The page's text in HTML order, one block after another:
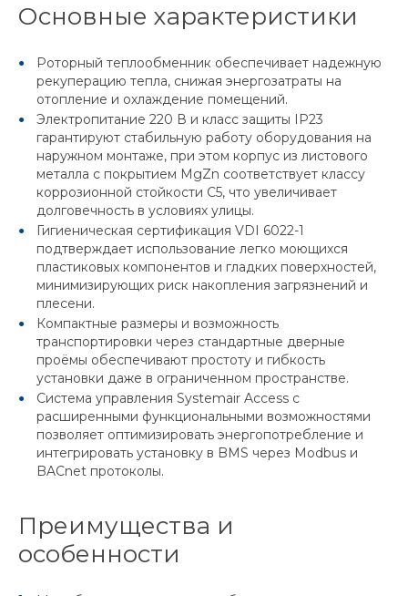
Основные характеристики
Роторный теплообменник обеспечивает надежную
рекуперацию тепла, снижая энергозатраты на
отопление и охлаждение помещений.
Электропитание 220 В и класс защиты IP23
гарантируют стабильную работу оборудования на
наружном монтаже, при этом корпус из листового
металла с покрытием MgZn соответствует классу
коррозионной стойкости C5, что увеличивает
долговечность в условиях улицы.
Гигиеническая сертификация VDI 6022-1
подтверждает использование легко моющихся
пластиковых компонентов и гладких поверхностей,
минимизирующих риск накопления загрязнений и
плесени.
Компактные размеры и возможность
транспортировки через стандартные дверные
проёмы обеспечивают простоту и гибкость
установки даже в ограниченном пространстве.
Система управления Systemair Access с
расширенными функциональными возможностями
позволяет оптимизировать энергопотребление и
интегрировать установку в BMS через Modbus и
BACnet протоколы.
Преимущества и
особенности